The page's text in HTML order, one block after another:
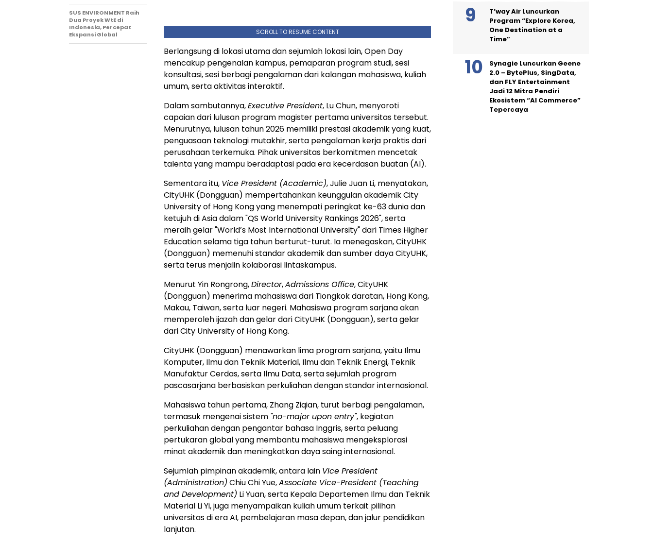
SCROLL TO RESUME CONTENT
Berlangsung di lokasi utama dan sejumlah lokasi lain, Open Day
mencakup pengenalan kampus, pemaparan program studi, sesi
konsultasi, sesi berbagi pengalaman dari kalangan mahasiswa, kuliah
umum, serta aktivitas interaktif.
Dalam sambutannya,Executive President, Lu Chun, menyoroti
capaian dari lulusan program magister pertama universitas tersebut.
Menurutnya, lulusan tahun 2026 memiliki prestasi akademik yang kuat,
penguasaan teknologi mutakhir, serta pengalaman kerja praktis dari
perusahaan terkemuka. Pihak universitas berkomitmen mencetak
talenta yang mampu beradaptasi pada era kecerdasan buatan (AI).
Sementara itu, Vice President (Academic), Julie Juan Li, menyatakan,
CityUHK (Dongguan) mempertahankan keunggulan akademik City
University of Hong Kong yang menempati peringkat ke-63 dunia dan
ketujuh di Asia dalam "QS World University Rankings 2026", serta
meraih gelar "World’s Most International University" dari Times Higher
Education selama tiga tahun berturut-turut. Ia menegaskan, CityUHK
(Dongguan) memenuhi standar akademik dan sumber daya CityUHK,
serta terus menjalin kolaborasi lintaskampus.
Menurut Yin Rongrong,Director,Admissions Office, CityUHK
(Dongguan) menerima mahasiswa dari Tiongkok daratan, Hong Kong,
Makau, Taiwan, serta luar negeri. Mahasiswa program sarjana akan
memperoleh ijazah dan gelar dari CityUHK (Dongguan), serta gelar
dari City University of Hong Kong.
CityUHK (Dongguan) menawarkan lima program sarjana, yaitu Ilmu
Komputer, Ilmu dan Teknik Material, Ilmu dan Teknik Energi, Teknik
Manufaktur Cerdas, serta Ilmu Data, serta sejumlah program
pascasarjana berbasiskan perkuliahan dengan standar internasional.
Mahasiswa tahun pertama, Zhang Ziqian, turut berbagi pengalaman,
termasuk mengenai sistem "no-major upon entry", kegiatan
perkuliahan dengan pengantar bahasa Inggris, serta peluang
pertukaran global yang membantu mahasiswa mengeksplorasi
minat akademik dan meningkatkan daya saing internasional.
Sejumlah pimpinan akademik, antara lain Vice President
(Administration) Chiu Chi Yue,Associate Vice-President (Teaching
and Development) Li Yuan, serta Kepala Departemen Ilmu dan Teknik
Material Li Yi, juga menyampaikan kuliah umum terkait pilihan
universitas di era AI, pembelajaran masa depan, dan jalur pendidikan
lanjutan.
SUS ENVIRONMENT Raih
Dua Proyek WtE di
Indonesia, Percepat
Ekspansi Global
T’way Air Luncurkan
Program “Explore Korea,
One Destination at a
Time”
Synagie Luncurkan Geene
2.0 – BytePlus, SingData,
dan FLY Entertainment
Jadi 12 Mitra Pendiri
Ekosistem “AI Commerce”
Tepercaya